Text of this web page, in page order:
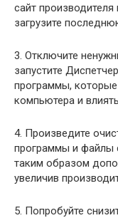
сайт
загрузите
3. Отключите
запустите
программы,
компьютера и
4. Произведите
программы и файлы
таким образом
увеличив
5. Попробуйте